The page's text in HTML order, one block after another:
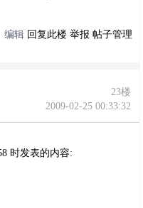
编辑 回复此楼 举报 帖子管理
23楼
2009-02-25 00:33:32
时发表的内容: